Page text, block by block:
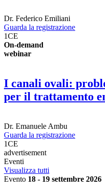
Dr. Federico Emiliani
Guarda la registrazione
1CE
On-demand
webinar
I canali ovali:
per il trattamento
Dr. Emanuele Ambu
Guarda la registrazione
1CE
advertisement
Eventi
Visualizza tutti
Evento 18 - 19 settembre 2026